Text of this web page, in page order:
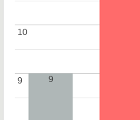
9
9
10
10
9